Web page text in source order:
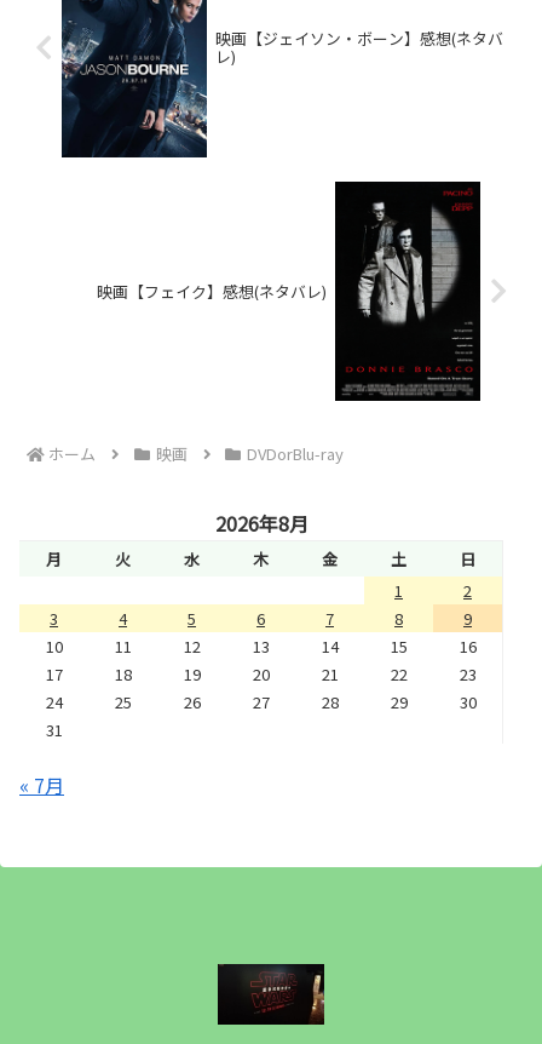
映画【ジェイソン・ボーン】感想(ネタバ
レ)
映画【フェイク】感想(ネタバレ)
ホーム 映画 DVDorBlu-ray
2026年8月
月 火 水 木 金 土
日
1
2
3
4 5 6 7 8
9
10
11 12 13 14 15
16
17
18 19 20 21 22
23
24
25 26 27 28 29
30
31
« 7月